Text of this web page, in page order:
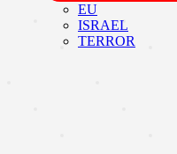
EU
ISRAEL
TERROR